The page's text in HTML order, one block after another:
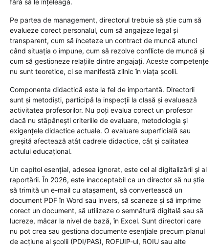
fără să le înțeleagă.
Pe partea de management, directorul trebuie să știe cum să
evalueze corect personalul, cum să angajeze legal și
transparent, cum să înceteze un contract de muncă atunci
când situația o impune, cum să rezolve conflicte de muncă și
cum să gestioneze relațiile dintre angajați. Aceste competențe
nu sunt teoretice, ci se manifestă zilnic în viața școlii.
Componenta didactică este la fel de importantă. Directorii
sunt și metodiști, participă la inspecții la clasă și evaluează
activitatea profesorilor. Nu poți evalua corect un profesor
dacă nu stăpânești criteriile de evaluare, metodologia și
exigențele didactice actuale. O evaluare superficială sau
greșită afectează atât cadrele didactice, cât și calitatea
actului educațional.
Un capitol esențial, adesea ignorat, este cel al digitalizării și al
raportării. În 2026, este inacceptabil ca un director să nu știe
să trimită un e-mail cu atașament, să convertească un
document PDF în Word sau invers, să scaneze și să imprime
corect un document, să utilizeze o semnătură digitală sau să
lucreze, măcar la nivel de bază, în Excel. Sunt directori care
nu pot crea sau gestiona documente esențiale precum planul
de acțiune al școlii (PDI/PAS), ROFUIP-ul, ROIU sau alte